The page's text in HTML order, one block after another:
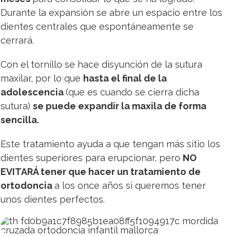
Durante la expansión se abre un espacio entre los
dientes centrales que espontáneamente se
cerrará.
Con el tornillo se hace disyunción de la sutura
maxilar, por lo que hasta el final de la
adolescencia(que es cuando se cierra dicha
sutura)se puede expandir la maxila de forma
sencilla.
Este tratamiento ayuda a que tengan más sitio los
dientes superiores para erupcionar, pero NO
EVITARÁ tener que hacer un tratamiento de
ortodonciaa los once años si queremos tener
unos dientes perfectos.